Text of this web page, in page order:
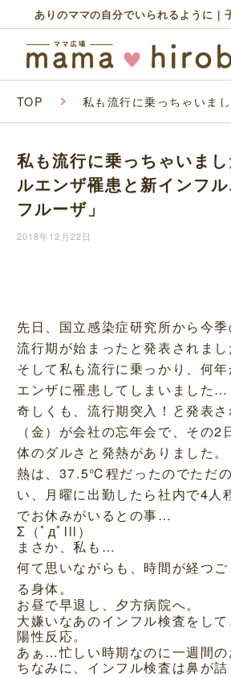
ありのママの自分でいられるように｜
TOP 私も流行に乗っちゃいま
私も流行に乗っちゃいま
ルエンザ罹患と新インフ
フルーザ」
2018年12月22日
先日、国立感染症研究所から今
流行期が始まったと発表されまし
そして私も流行に乗っかり、何
エンザに罹患してしまいました…
奇しくも、流行期突入！と発表
（金）が会社の忘年会で、その2
体のダルさと発熱がありました。
熱は、37.5℃程だったのでただ
い、月曜に出勤したら社内で4人
でお休みがいるとの事…
Σ（ﾟдﾟlll）
まさか、私も…
何て思いながらも、時間が経つ
る身体。
お昼で早退し、夕方病院へ。
大嫌いなあのインフル検査をして
陽性反応。
あぁ…忙しい時期なのに一週間の
ちなみに、インフル検査は鼻が